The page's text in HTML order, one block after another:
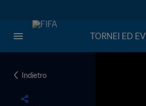
TORNEI ED
Indietro